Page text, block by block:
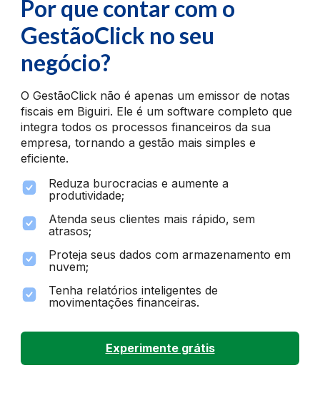
Por que contar com o
GestãoClick no seu
negócio?
O GestãoClick não é apenas um emissor de notas
fiscais em Biguiri. Ele é um software completo que
integra todos os processos financeiros da sua
empresa, tornando a gestão mais simples e
eficiente.
Reduza burocracias e aumente a
produtividade;
Atenda seus clientes mais rápido, sem
atrasos;
Proteja seus dados com armazenamento em
nuvem;
Tenha relatórios inteligentes de
movimentações financeiras.
Experimente grátis